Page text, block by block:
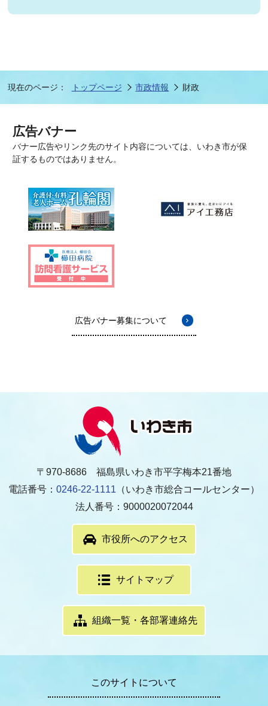
現在のページ： トップページ 市政情報 財政
広告バナー
バナー広告やリンク先のサイト内容については、いわき市が保
証するものではありません。
広告バナー募集について
〒970-8686 福島県いわき市平字梅本21番地
電話番号： 0246-22-1111 （いわき市総合コールセンター）
法人番号：9000020072044
市役所へのアクセス
サイトマップ
組織一覧・各部署連絡先
このサイトについて